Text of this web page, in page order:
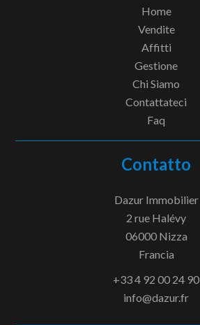
Home
Vendite
Affitti
Gestione
Chi Siamo
Contattateci
Faq
Contatto
Dazur Immobilier
2 rue Halévy
06000Nizza
Francia
+33 4 92 00 24 90
info@dazur.fr